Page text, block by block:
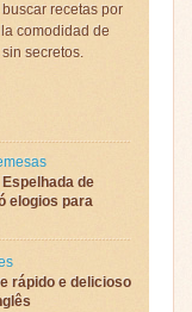
recetas por
comodidad de
secretos.
de
elogios para
rápido e delicioso